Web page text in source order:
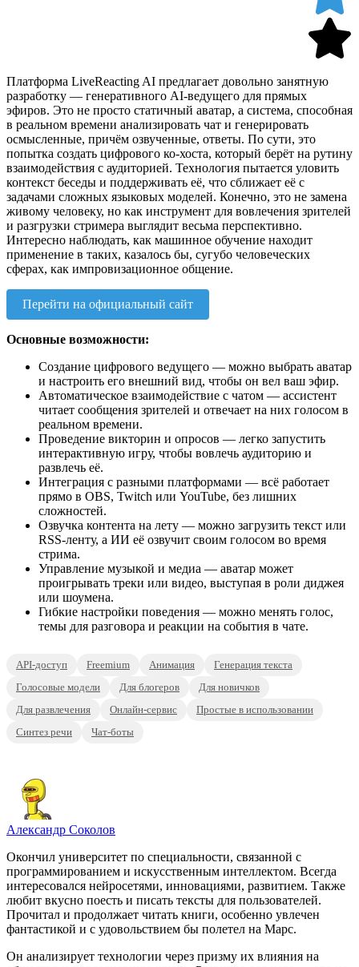
Платформа LiveReacting AI предлагает довольно занятную
разработку — генеративного AI-ведущего для прямых
эфиров. Это не просто статичный аватар, а система, способная
в реальном времени анализировать чат и генерировать
осмысленные, причём озвученные, ответы. По сути, это
попытка создать цифрового ко-хоста, который берёт на рутину
взаимодействия с аудиторией. Технология пытается уловить
контекст беседы и поддерживать её, что сближает её с
задачами сложных языковых моделей. Конечно, это не замена
живому человеку, но как инструмент для вовлечения зрителей
и разгрузки стримера выглядит весьма перспективно.
Интересно наблюдать, как машинное обучение находит
применение в таких, казалось бы, сугубо человеческих
сферах, как импровизационное общение.
Перейти на официальный сайт
Основные возможности:
Создание цифрового ведущего — можно выбрать аватар
и настроить его внешний вид, чтобы он вел ваш эфир.
Автоматическое взаимодействие с чатом — ассистент
читает сообщения зрителей и отвечает на них голосом в
реальном времени.
Проведение викторин и опросов — легко запустить
интерактивную игру, чтобы вовлечь аудиторию и
развлечь её.
Интеграция с разными платформами — всё работает
прямо в OBS, Twitch или YouTube, без лишних
сложностей.
Озвучка контента на лету — можно загрузить текст или
RSS-ленту, а ИИ её озвучит своим голосом во время
стрима.
Управление музыкой и медиа — аватар может
проигрывать треки или видео, выступая в роли диджея
или шоумена.
Гибкие настройки поведения — можно менять голос,
темы для разговора и реакции на события в чате.
API-доступ Freemium Анимация
Генерация текста
Голосовые модели
Для блогеров
Для новичков
Для развлечения
Онлайн-сервис
Простые в использовании
Синтез речи
Чат-боты
Александр Соколов
Окончил университет по специальности, связанной с
программированием и искусственным интеллектом. Всегда
интересовался нейросетями, инновациями, развитием. Также
любит вкусно поесть и писать тексты для пользователей.
Прочитал и продолжает читать книги, особенно увлечен
фантастикой и с удовольствием бы полетел на Марс.
Он анализирует технологии через призму их влияния на